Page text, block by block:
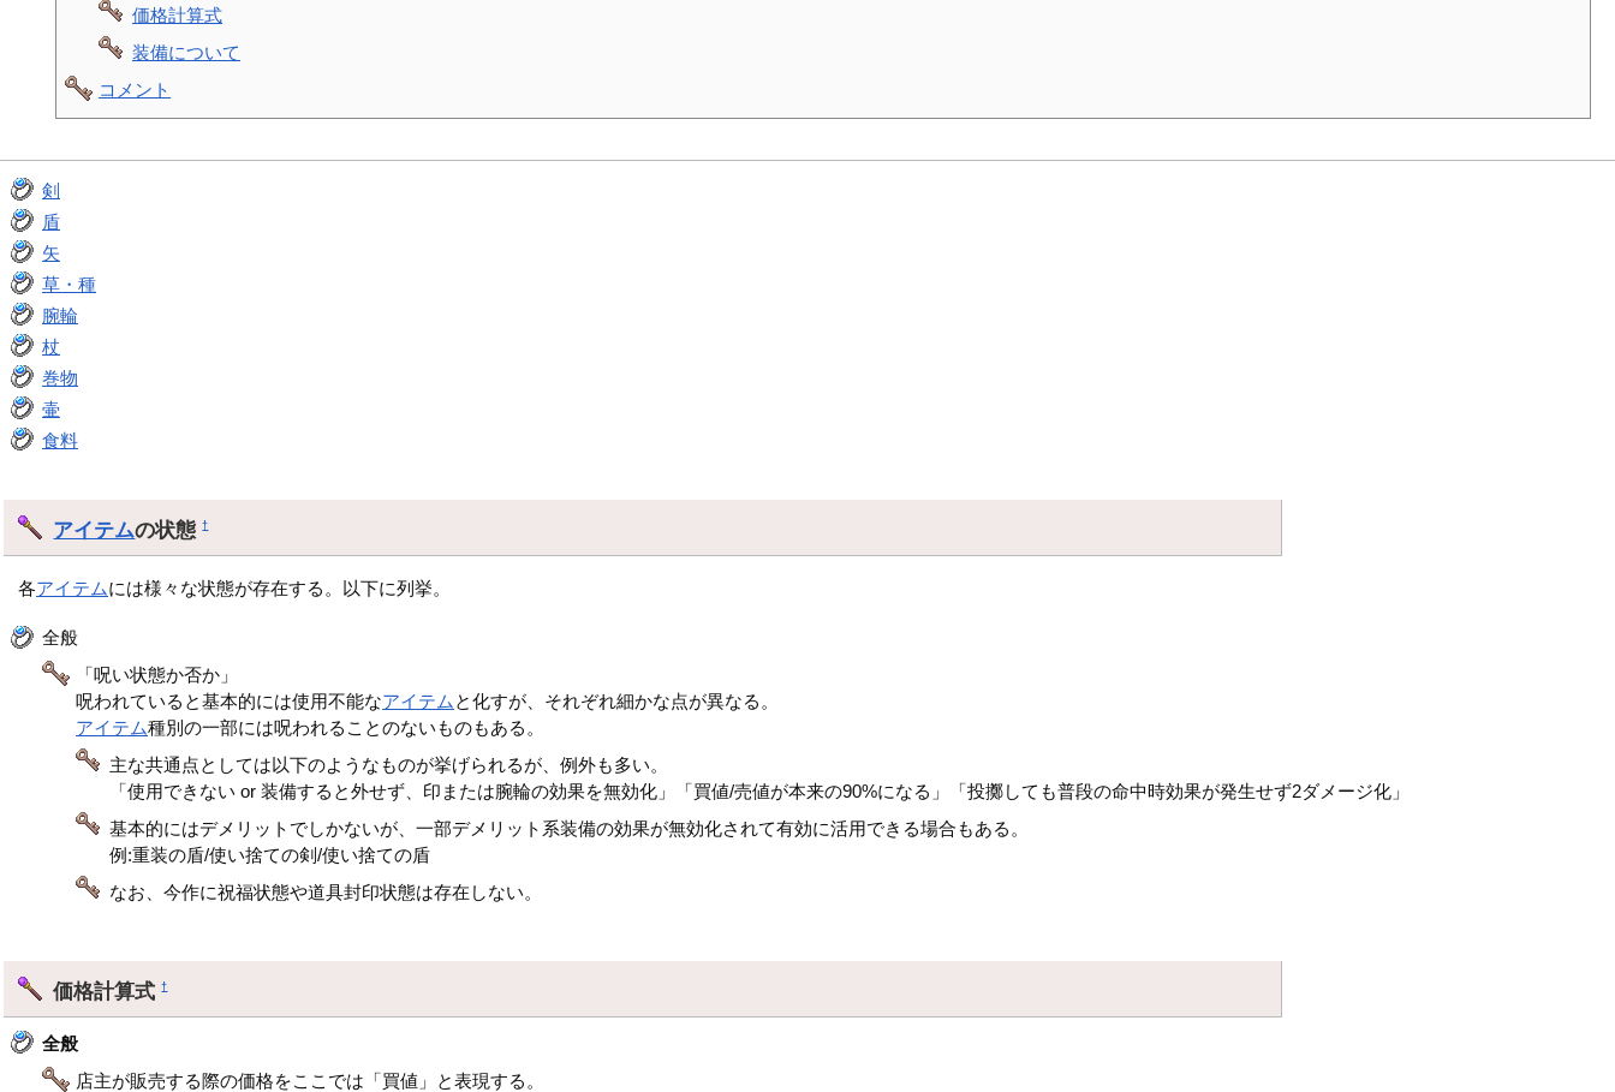
価格計算式
装備について
コメント
剣
盾
矢
草・種
腕輪
杖
巻物
壷
食料
アイテムの状態†
各アイテムには様々な状態が存在する。以下に列挙。
全般
「呪い状態か否か」
呪われていると基本的には使用不能なアイテム と化すが、それぞれ細かな点が異なる。
アイテム種別の一部には呪われることのないものもある。
主な共通点としては以下のようなものが挙げられるが、例外も多い。
「使用できない or 装備すると外せず、印または腕輪の効果を無効化」「買値/売値が本来の90%になる」「投擲しても普段の命中時効果が発生せず2ダメージ化」
基本的にはデメリットでしかないが、一部デメリット系装備の効果が無効化されて有効に活用できる場合もある。
例:重装の盾/使い捨ての剣/使い捨ての盾
なお、今作に祝福状態や道具封印状態は存在しない。
価格計算式†
全般
店主が販売する際の価格をここでは「買値」と表現する。